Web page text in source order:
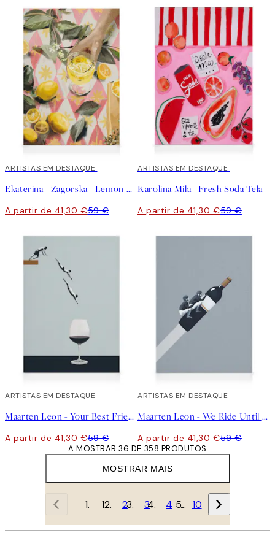
30%*
ARTISTAS EM DESTAQUE
Ekaterina - Zagorska - Lemon Cocktail Tela
A partir de 41,30 €59 €
30%*
ARTISTAS EM DESTAQUE
Karolina Mila - Fresh Soda Tela
A partir de 41,30 €59 €
30%*
ARTISTAS EM DESTAQUE
Maarten Leon - Your Best Friends Forget You Get Old Tela
A partir de 41,30 €59 €
30%*
ARTISTAS EM DESTAQUE
Maarten Leon - We Ride Until Dawn Tela
A partir de 41,30 €59 €
MOSTRAR MAIS
A MOSTRAR 36 DE 358 PRODUTOS
1 2 3 4 … 10